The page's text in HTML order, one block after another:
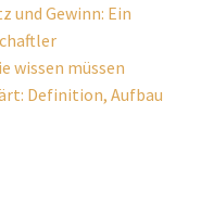
und Gewinn: Ein
wissen müssen
Definition, Aufbau